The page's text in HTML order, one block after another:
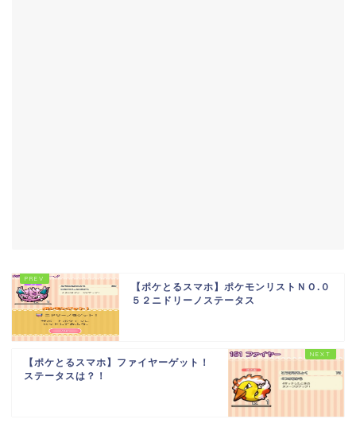
【ポケとるスマホ】ポケモンリストＮＯ.０
５２ニドリーノステータス
【ポケとるスマホ】ファイヤーゲット！
ステータスは？！